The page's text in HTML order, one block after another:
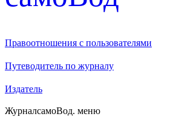
Правоотношения с пользователями
Путеводитель по журналу
Издатель
ЖурналсамоВод. меню